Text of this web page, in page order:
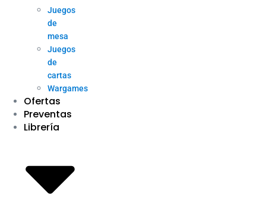
Juegos
de
mesa
Juegos
de
cartas
Wargames
Ofertas
Preventas
Librería